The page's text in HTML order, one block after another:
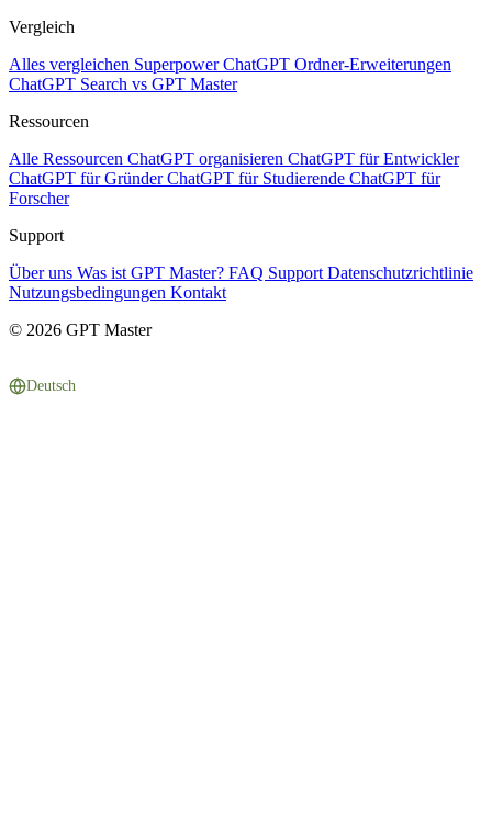
Vergleich
Alles vergleichen Superpower ChatGPT Ordner-Erweiterungen
ChatGPT Search vs GPT Master
Ressourcen
Alle Ressourcen ChatGPT organisieren ChatGPT für Entwickler
ChatGPT für GründerChatGPT für Studierende ChatGPT für
Forscher
Support
Über uns Was ist GPT Master? FAQ Support Datenschutzrichtlinie
Nutzungsbedingungen Kontakt
© 2026 GPT Master
Deutsch